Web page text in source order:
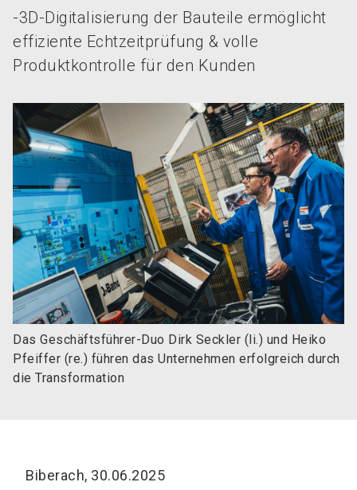
-3D-Digitalisierung der Bauteile ermöglicht
effiziente Echtzeitprüfung & volle
Produktkontrolle für den Kunden
Das Geschäftsführer-Duo Dirk Seckler (li.) und Heiko
Pfeiffer (re.) führen das Unternehmen erfolgreich durch
die Transformation
Biberach, 30.06.2025